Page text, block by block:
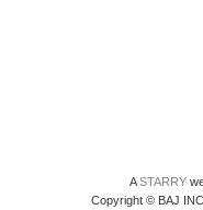
ASTARRY
Copyright © BAJ